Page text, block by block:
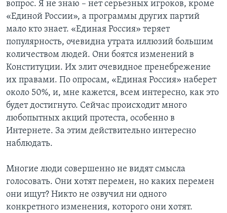
вопрос. Я не знаю – нет серьезных игроков, кроме
«Единой России», а программы других партий
мало кто знает. «Единая Россия» теряет
популярность, очевидна утрата иллюзий большим
количеством людей. Они боятся изменений в
Конституции. Их злит очевидное пренебрежение
их правами. По опросам, «Единая Россия» наберет
около 50%, и, мне кажется, всем интересно, как это
будет достигнуто. Сейчас происходит много
любопытных акций протеста, особенно в
Интернете. За этим действительно интересно
наблюдать.
Многие люди совершенно не видят смысла
голосовать. Они хотят перемен, но каких перемен
они ищут? Никто не озвучил ни одного
конкретного изменения, которого они хотят.